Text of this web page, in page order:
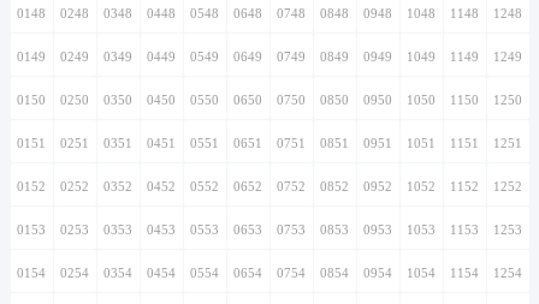
0148 0248 0348 0448 0548 0648 0748 0848 0948 1048 1148 1248
0149 0249 0349 0449 0549 0649 0749 0849 0949 1049 1149 1249
0150 0250 0350 0450 0550 0650 0750 0850 0950 1050 1150 1250
0151 0251 0351 0451 0551 0651 0751 0851 0951 1051 1151 1251
0152 0252 0352 0452 0552 0652 0752 0852 0952 1052 1152 1252
0153 0253 0353 0453 0553 0653 0753 0853 0953 1053 1153 1253
0154 0254 0354 0454 0554 0654 0754 0854 0954 1054 1154 1254